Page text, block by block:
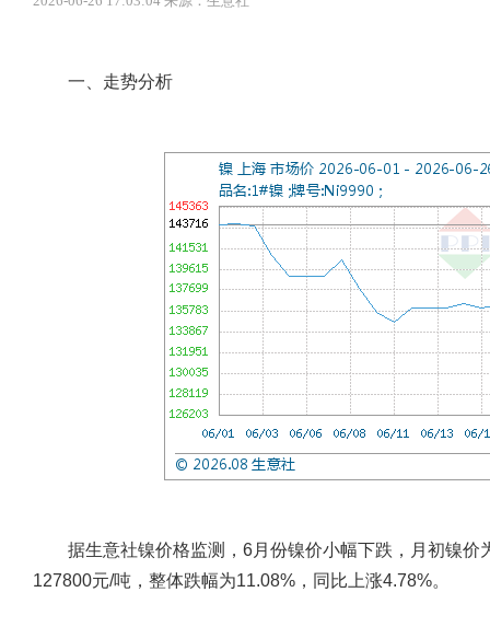
一、走势分析
据生意社镍价格监测，6月份镍价小幅下跌，月初镍价
127800元/吨，整体跌幅为11.08%，同比上涨4.78%。